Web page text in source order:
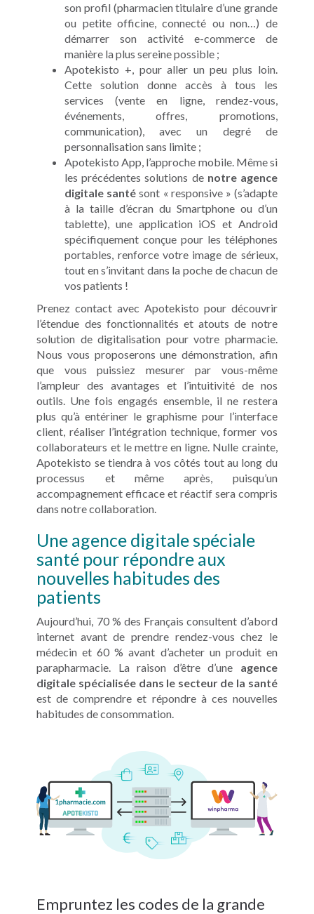
son profil (pharmacien titulaire d’une grande
ou petite officine, connecté ou non…) de
démarrer son activité e-commerce de
manière la plus sereine possible ;
Apotekisto +, pour aller un peu plus loin.
Cette solution donne accès à tous les
services (vente en ligne, rendez-vous,
événements, offres, promotions,
communication), avec un degré de
personnalisation sans limite ;
Apotekisto App, l’approche mobile. Même si
les précédentes solutions de notre agence
digitale santé sont « responsive » (s’adapte
à la taille d’écran du Smartphone ou d’un
tablette), une application iOS et Android
spécifiquement conçue pour les téléphones
portables, renforce votre image de sérieux,
tout en s’invitant dans la poche de chacun de
vos patients !
Prenez contact avec Apotekisto pour découvrir
l’étendue des fonctionnalités et atouts de notre
solution de digitalisation pour votre pharmacie.
Nous vous proposerons une démonstration, afin
que vous puissiez mesurer par vous-même
l’ampleur des avantages et l’intuitivité de nos
outils. Une fois engagés ensemble, il ne restera
plus qu’à entériner le graphisme pour l’interface
client, réaliser l’intégration technique, former vos
collaborateurs et le mettre en ligne. Nulle crainte,
Apotekisto se tiendra à vos côtés tout au long du
processus et même après, puisqu’un
accompagnement efficace et réactif sera compris
dans notre collaboration.
Une agence digitale spéciale
santé pour répondre aux
nouvelles habitudes des
patients
Aujourd’hui, 70 % des Français consultent d’abord
internet avant de prendre rendez-vous chez le
médecin et 60 % avant d’acheter un produit en
parapharmacie. La raison d’être d’une agence
digitale spécialisée dans le secteur de la santé
est de comprendre et répondre à ces nouvelles
habitudes de consommation.
Empruntez les codes de la grande